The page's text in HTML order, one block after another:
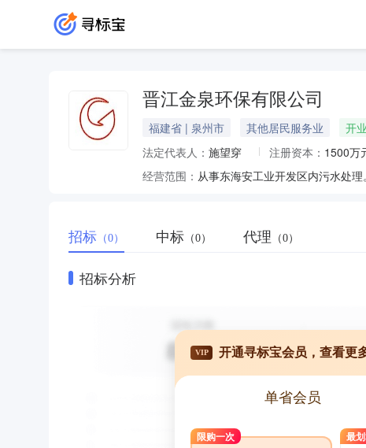
晋江金泉环保有限公司
福建省 | 泉州市 其他居民服务业
开业
法定代表人： 施望穿 注册资本： 1500万
经营范围： 从事东海安工业开发区内污水处
招标 （0） 中标 （0） 代理 （0）
招标分析
VIP 开通寻标宝会员，查看更
单省会员
限购一次 最